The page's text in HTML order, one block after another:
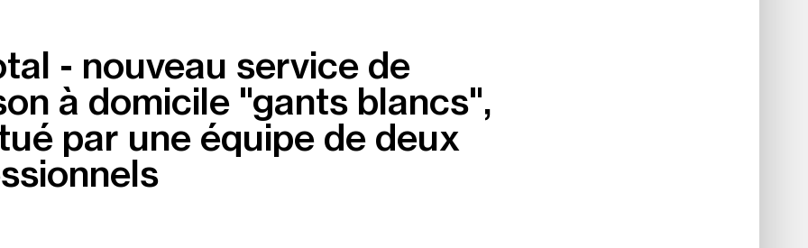
- nouveau service de
à domicile "gants blancs",
par une équipe de deux